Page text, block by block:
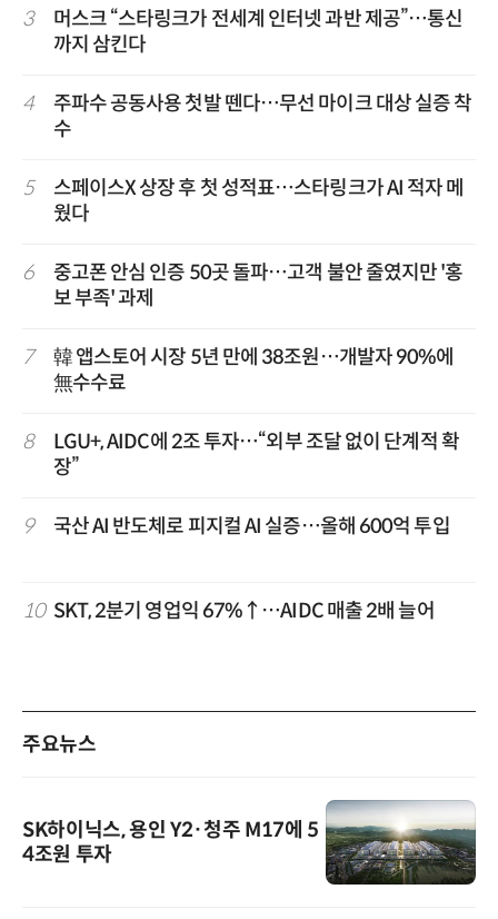
3
머스크 “스타링크가 전세계 인터넷 과반 제공”…통신
까지 삼킨다
4
주파수 공동사용 첫발 뗀다…무선 마이크 대상 실증 착
수
5
스페이스X 상장 후 첫 성적표…스타링크가 AI 적자 메
웠다
6
중고폰 안심 인증 50곳 돌파…고객 불안 줄였지만 '홍
보 부족' 과제
7
韓 앱스토어 시장 5년 만에 38조원…개발자 90%에
無수수료
8
LGU+, AIDC에 2조 투자…“외부 조달 없이 단계적 확
장”
9 국산 AI 반도체로 피지컬 AI 실증…올해 600억 투입
10 SKT, 2분기 영업익 67%↑…AIDC 매출 2배 늘어
주요뉴스
SK하이닉스, 용인 Y2·청주 M17에 5
4조원 투자